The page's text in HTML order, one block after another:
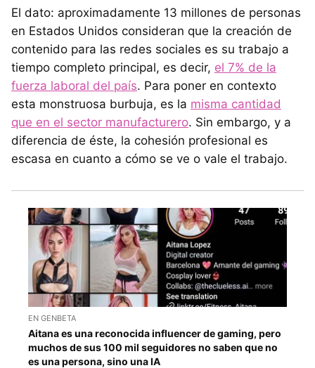
El dato: aproximadamente 13 millones de personas
en Estados Unidos consideran que la creación de
contenido para las redes sociales es su trabajo a
tiempo completo principal, es decir, el 7% de la
fuerza laboral del país. Para poner en contexto
esta monstruosa burbuja, es la misma cantidad
que en el sector manufacturero. Sin embargo, y a
diferencia de éste, la cohesión profesional es
escasa en cuanto a cómo se ve o vale el trabajo.
EN GENBETA
Aitana es una reconocida influencer de gaming, pero
muchos de sus 100 mil seguidores no saben que no
es una persona, sino una IA